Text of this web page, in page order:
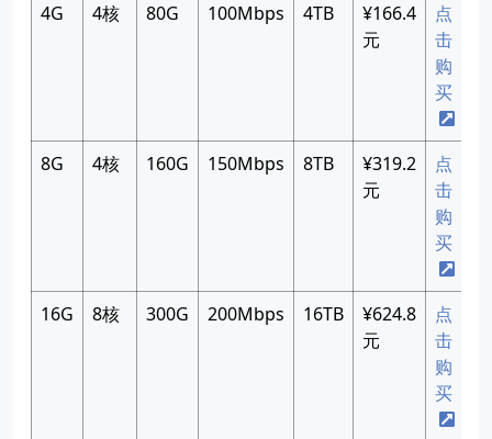
4G 4核 80G 100Mbps 4TB
¥166.4
元
点
击
购
买
8G 4核 160G 150Mbps 8TB
¥319.2
元
点
击
购
买
16G 8核 300G 200Mbps 16TB
¥624.8
元
点
击
购
买